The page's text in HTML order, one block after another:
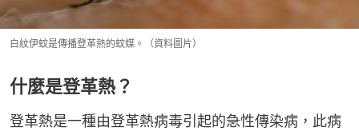
白紋伊蚊是傳播登革熱的蚊媒。（資料圖片）
什麼是登革熱？
登革熱是一種由登革熱病毒引起的急性傳染病，此病